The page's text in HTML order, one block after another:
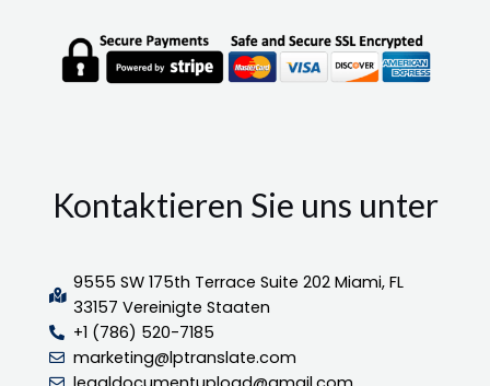
Kontaktieren Sie uns unter
9555 SW 175th Terrace Suite 202 Miami, FL
33157 Vereinigte Staaten
+1 (786) 520-7185
marketing@lptranslate.com